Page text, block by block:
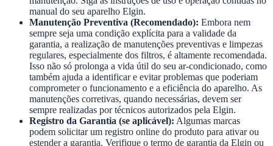
manual do seu aparelho Elgin.
Manutenção Preventiva (Recomendado): Embora nem
sempre seja uma condição explícita para a validade da
garantia, a realização de manutenções preventivas e limpezas
regulares, especialmente dos filtros, é altamente recomendada.
Isso não só prolonga a vida útil do seu ar-condicionado, como
também ajuda a identificar e evitar problemas que poderiam
comprometer o funcionamento e a eficiência do aparelho. As
manutenções corretivas, quando necessárias, devem ser
sempre realizadas por técnicos autorizados pela Elgin.
Registro da Garantia (se aplicável): Algumas marcas
podem solicitar um registro online do produto para ativar ou
estender a garantia. Verifique o termo de garantia da Elgin ou